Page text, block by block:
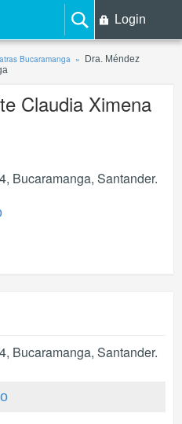
Login
Bucaramanga
Dra. Méndez
Claudia Ximena
Bucaramanga, Santander.
, Bucaramanga, Santander.